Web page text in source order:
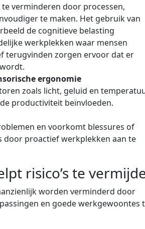
verminderen door processen,
te maken. Het gebruik van
de cognitieve belasting
werkplekken waar mensen
terugvinden zorgen ervoor dat er
ergonomie
zoals licht, geluid en
productiviteit beïnvloeden.
en voorkomt blessures of
door proactief werkplekken aan te
risico’s te
worden verminderd door
en goede werkgewoontes